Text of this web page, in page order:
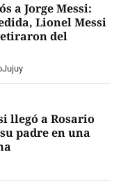
a Jorge Messi:
Lionel Messi
del
llegó a Rosario
padre en una